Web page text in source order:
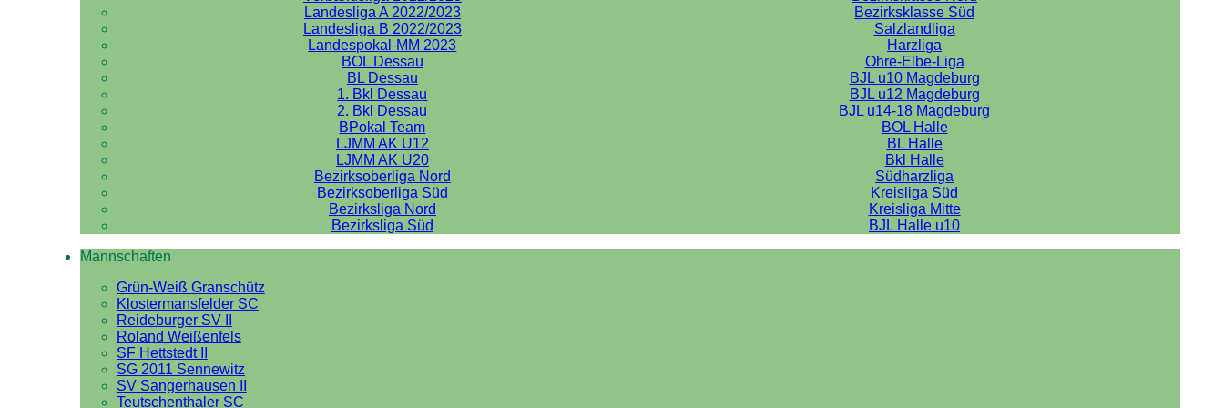
Landesliga A 2022/2023
Bezirksklasse Süd
Landesliga B 2022/2023
Salzlandliga
Landespokal-MM 2023
Harzliga
BOL Dessau
Ohre-Elbe-Liga
BL Dessau
BJL u10 Magdeburg
1. Bkl Dessau
BJL u12 Magdeburg
2. Bkl Dessau
BJL u14-18 Magdeburg
BPokal Team
BOL Halle
LJMM AK U12
BL Halle
LJMM AK U20
Bkl Halle
Bezirksoberliga Nord
Südharzliga
Bezirksoberliga Süd
Kreisliga Süd
Bezirksliga Nord
Kreisliga Mitte
Bezirksliga Süd
BJL Halle u10
Mannschaften
Grün-Weiß Granschütz
Klostermansfelder SC
Reideburger SV II
Roland Weißenfels
SF Hettstedt II
SG 2011 Sennewitz
SV Sangerhausen II
Teutschenthaler SC